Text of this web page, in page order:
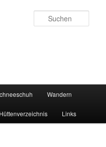
Wandern
Hüttenverzeichnis Links